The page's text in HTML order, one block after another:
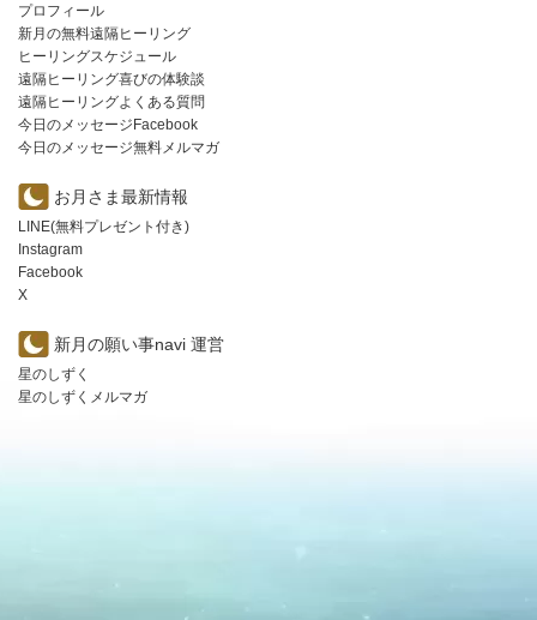
プロフィール
新月の無料遠隔ヒーリング
ヒーリングスケジュール
遠隔ヒーリング喜びの体験談
遠隔ヒーリングよくある質問
今日のメッセージFacebook
今日のメッセージ無料メルマガ
お月さま最新情報
LINE(無料プレゼント付き)
Instagram
Facebook
X
新月の願い事navi 運営
星のしずく
星のしずくメルマガ